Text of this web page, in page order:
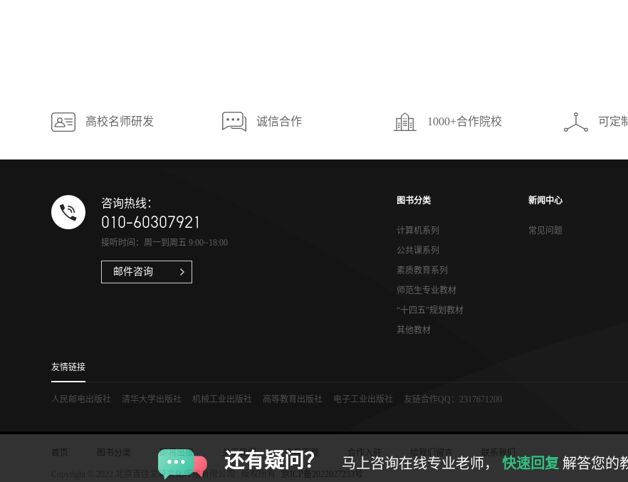
还有疑问？ 马上咨询在线专业老师， 快速回复 解答您的
高校名师研发 诚信合作 1000+合作院校 可定
咨询热线：
010-60307921
接听时间：周一到周五 9:00~18:00
邮件咨询
图书分类
计算机系列
公共课系列
素质教育系列
师范生专业教材
“十四五”规划教材
其他教材
新闻中心
常见问题
友情链接
人民邮电出版社 清华大学出版社 机械工业出版社 高等教育出版社 电子工业出版社 友链合作QQ：2317671200
首页 图书分类 即将出版 关于我们 书目下载 合作入驻 给我们留言 联系我们
Copyright © 2022 北京百佳文轩文化传播有限公司 . 版权所有 京ICP备2022027233号